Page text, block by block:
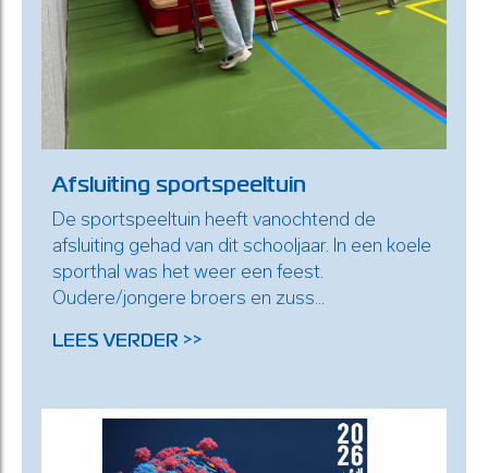
Afsluiting sportspeeltuin
De sportspeeltuin heeft vanochtend de
afsluiting gehad van dit schooljaar. In een koele
sporthal was het weer een feest.
Oudere/jongere broers en zuss...
LEES VERDER >>